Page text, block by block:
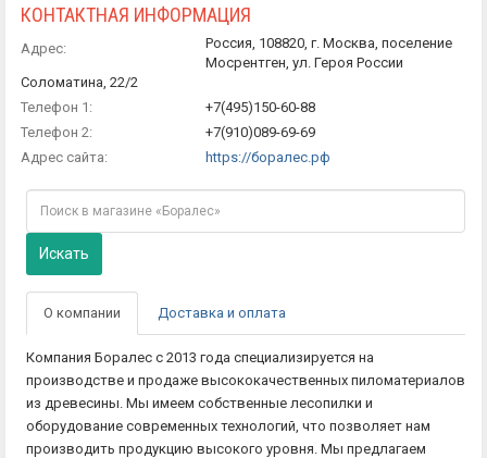
КОНТАКТНАЯ ИНФОРМАЦИЯ
Адрес:
Россия, 108820, г. Москва, поселение
Мосрентген, ул. Героя России
Соломатина, 22/2
Телефон 1:
+7(495)150-60-88
Телефон 2:
+7(910)089-69-69
Адрес сайта:
https://боралес.рф
Искать
О компании Доставка и оплата
Компания Боралес с 2013 года специализируется на
производстве и продаже высококачественных пиломатериалов
из древесины. Мы имеем собственные лесопилки и
оборудование современных технологий, что позволяет нам
производить продукцию высокого уровня. Мы предлагаем